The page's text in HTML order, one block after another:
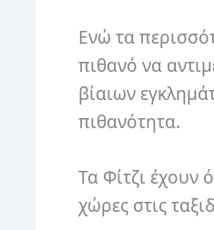
Ενώ τα
πιθανό να
βίαιων
πιθανότητα.
Τα Φίτζι έχουν
χώρες στις